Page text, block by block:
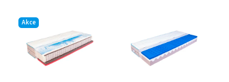
Abecedně
Akce